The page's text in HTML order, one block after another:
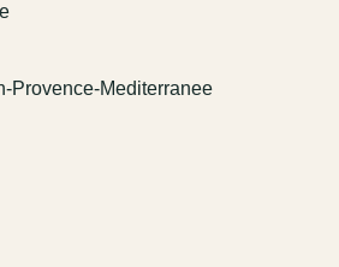
Provence-Mediterranee